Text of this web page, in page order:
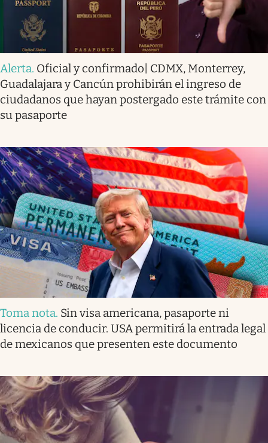
Alerta. Oficial y confirmado| CDMX, Monterrey,
Guadalajara y Cancún prohibirán el ingreso de
ciudadanos que hayan postergado este trámite con
su pasaporte
Toma nota. Sin visa americana, pasaporte ni
licencia de conducir. USA permitirá la entrada legal
de mexicanos que presenten este documento